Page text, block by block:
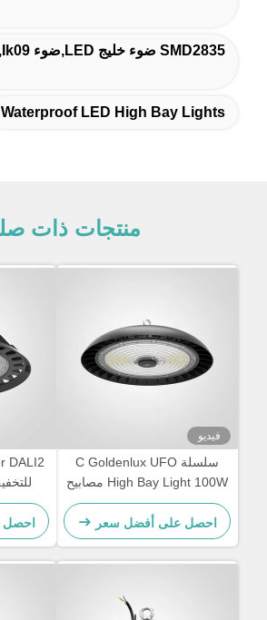
SMD2835 ضوء خليج LED,ضوء SMD2835 LED,ik09 ضوء الخليج
Waterproof LED High Bay Lights
منتجات ذات
فيديو
سلسلة C Goldenlux UFO
High Bay Light 100W مصابيح
LED الصناعية
احصل على أفضل سعر